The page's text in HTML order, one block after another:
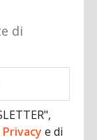
di
e di